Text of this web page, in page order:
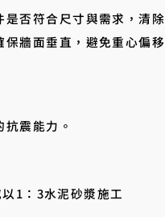
否符合尺寸與需求，清除
牆面垂直，避免重心偏移
震能力。
1：3水泥砂漿施工